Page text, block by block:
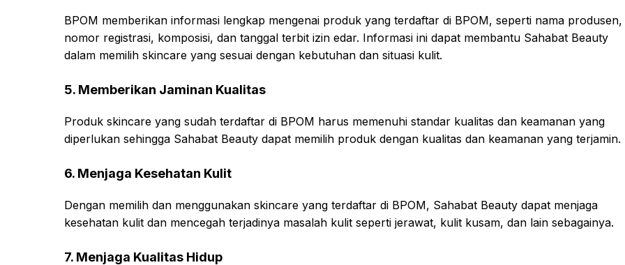
BPOM memberikan informasi lengkap mengenai produk yang terdaftar di BPOM, seperti nama produsen,
nomor registrasi, komposisi, dan tanggal terbit izin edar. Informasi ini dapat membantu Sahabat Beauty
dalam memilih skincare yang sesuai dengan kebutuhan dan situasi kulit.
5. Memberikan Jaminan Kualitas
Produk skincare yang sudah terdaftar di BPOM harus memenuhi standar kualitas dan keamanan yang
diperlukan sehingga Sahabat Beauty dapat memilih produk dengan kualitas dan keamanan yang terjamin.
6. Menjaga Kesehatan Kulit
Dengan memilih dan menggunakan skincare yang terdaftar di BPOM, Sahabat Beauty dapat menjaga
kesehatan kulit dan mencegah terjadinya masalah kulit seperti jerawat, kulit kusam, dan lain sebagainya.
7. Menjaga Kualitas Hidup